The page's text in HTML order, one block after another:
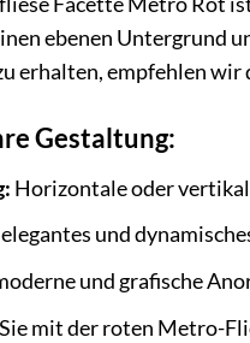
ebenen Untergrund
erhalten, empfehlen wir
Gestaltung:
Horizontale oder
und
und grafische
mit der roten Metro-